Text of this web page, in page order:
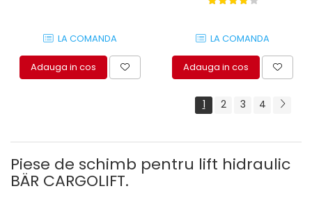
LA COMANDA
Adauga in cos
LA COMANDA
Adauga in cos
1 2 3 4
Piese de schimb pentru lift hidraulic
BÄR CARGOLIFT.